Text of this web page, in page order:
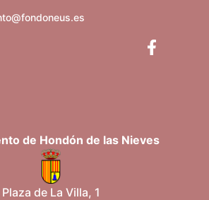
de Hondón de las Nieves
Plaza de La Villa, 1